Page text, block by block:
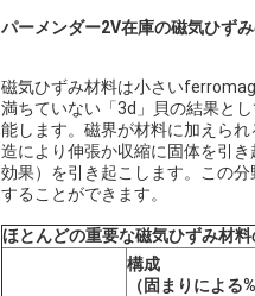
パーメンダー2V在庫の磁気ひず
磁気ひずみ材料は小さい
満ちていない「3d」貝の結果と
能します。磁界が材料に加えら
造により伸張か収縮に固体を引
効果）を引き起こします。この
することができます。
ほとんどの重要な磁気ひずみ材
構成
（固まりによる%